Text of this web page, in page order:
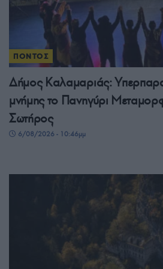
ΠΟΝΤΟΣ
Δήμος Καλαμαριάς:
μνήμης το Πανηγύρι
Σωτήρος
6/08/2026 - 10:46μμ